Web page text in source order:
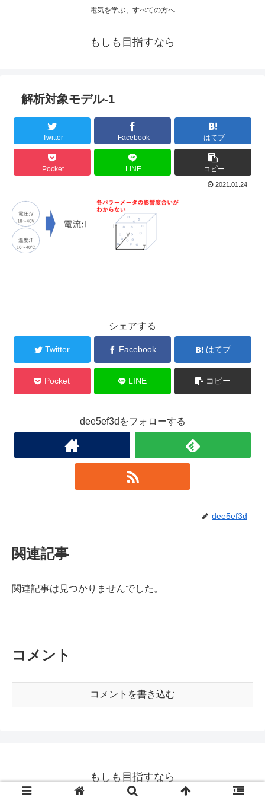
電気を学ぶ、すべての方へ
もしも目指すなら
解析対象モデル-1
Twitter Facebook はてブ
Pocket LINE コピー
2021.01.24
シェアする
Twitter Facebook はてブ
Pocket LINE コピー
dee5ef3dをフォローする
dee5ef3d
関連記事
関連記事は見つかりませんでした。
コメント
コメントを書き込む
もしも目指すなら
© 2020 もしも目指すなら.